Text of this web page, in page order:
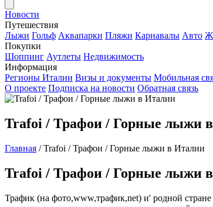
Новости
Путешествия
Лыжи Гольф Аквапарки Пляжи Карнавалы Авто
Покупки
Шоппинг Аутлеты Недвижимость
Информация
Регионы Италии Визы и документы Мобильная
О проекте Подписка на новости Обратная связь
Trafoi / Трафои / Горные лыжи
Главная / Trafoi / Трафои / Горные лыжи в Италии
Trafoi / Трафои / Горные лыжи
Трафик (на фото,www,трафик,net) и' родной